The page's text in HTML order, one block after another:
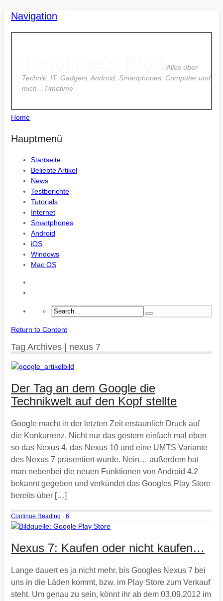
Navigation
Alles über
Technik, IT, Gadgets, Android, Smartphones, Computer und
mich…Timotime
Home
Hauptmenü
Startseite
Beliebte Artikel
News
Testberichte
Tutorials
Internet
Smartphones
Android
iOS
Windows
Mac OS
Return to Content
Tag Archives | nexus 7
Der Tag an dem Google die
Technikwelt auf den Kopf stellte
Google macht in der letzten Zeit erstaunlich Druck auf
die Konkurrenz. Nicht nur das gestern einfach mal eben
so das Nexus 4, das Nexus 10 und eine UMTS Variante
des Nexus 7 präsentiert wurde. Nein… außerdem hat
man nebenbei die neuen Funktionen von Android 4.2
bekannt gegeben und verkündet das Googles Play Store
bereits über […]
Continue Reading · 6
Nexus 7: Kaufen oder nicht kaufen…
Lange dauert es ja nicht mehr, bis Googles Nexus 7 bei
uns in die Läden kommt, bzw. im Play Store zum Verkauf
steht. Um genau zu sein, könnt ihr ab dem 03.09.2012 im